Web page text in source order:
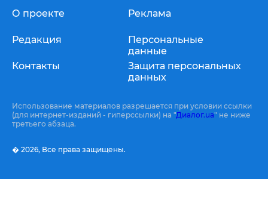
О проекте
Редакция
Контакты
Реклама
Персональные
данные
Защита персональных
данных
Использование материалов разрешается при условии ссылки
(для интернет-изданий - гиперссылки) на "Диалог.ua" не ниже
третьего абзаца.
� 2026, Все права защищены.